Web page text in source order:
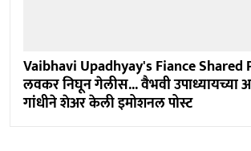
Vaibhavi Upadhyay's Fiance Shared
लवकर निघून गेलीस... वैभवी
गांधीने शेअर केली इमोशनल पोस्ट